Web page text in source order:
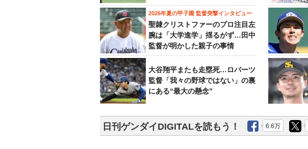
2026年夏の甲子園 監督突撃インタビュー
聖隷クリストファーのプロ注目左
腕は「大学進学」揺るがず…田中
監督が明かした親子の事情
大谷翔平またも走塁死…ロバーツ
監督「我々の野球ではない」の裏
にある“最大の懸念”
日刊ゲンダイDIGITALを読もう！ 6.6万